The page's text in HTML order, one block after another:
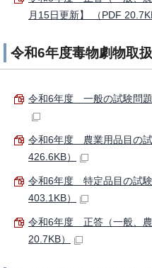
月15日更新】 （PDF
令和6年度毒物劇物取
令和6年度 一般の試験問題
令和6年度 農業用品目の
426.6KB）
令和6年度 特定品目の試
403.1KB）
令和6年度 正答（一般、
20.7KB）